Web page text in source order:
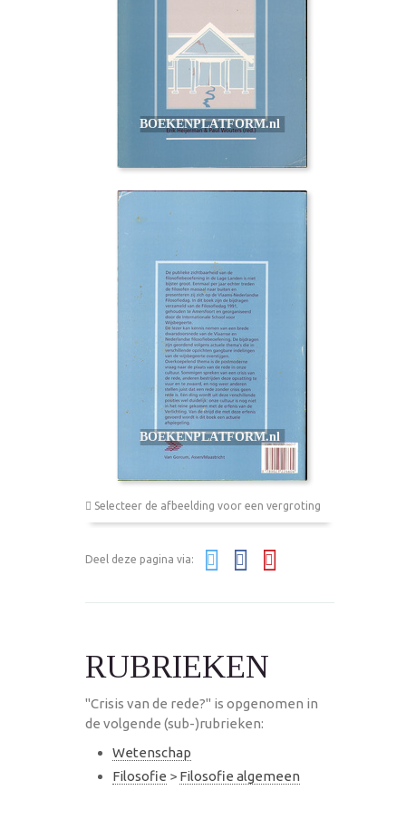
Selecteer de afbeelding voor een vergroting
Deel deze pagina via:
RUBRIEKEN
"Crisis van de rede?" is opgenomen in
de volgende (sub-)rubrieken:
Wetenschap
Filosofie > Filosofie algemeen